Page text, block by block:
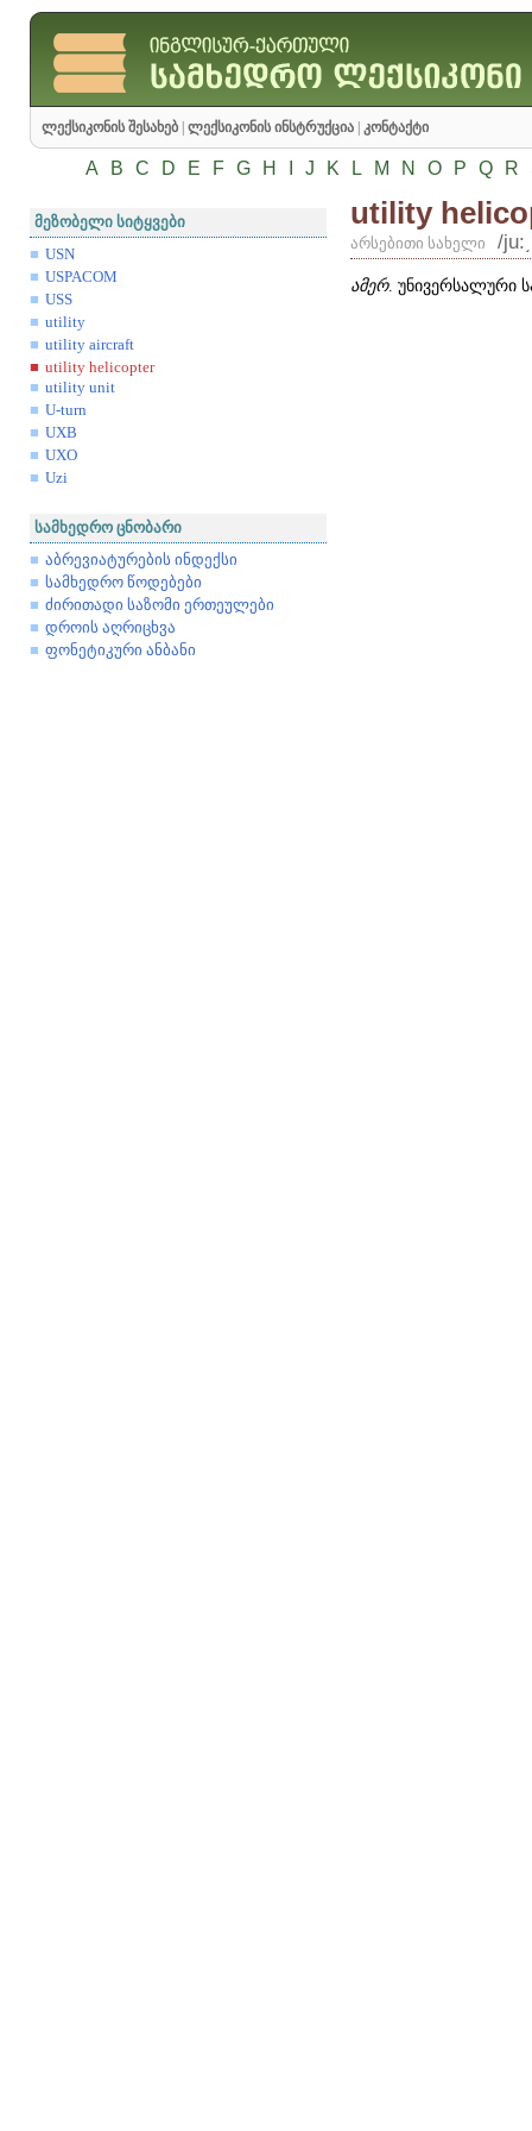
ლექსიკონის შესახებ ლექსიკონის ინსტრუქცია კონტაქტი
A B C D E F G H J K L M N O P Q R
მეზობელი სიტყვები
USN
USPACOM
USS
utility
utility aircraft
utility helicopter
utility unit
U-turn
UXB
UXO
Uzi
სამხედრო ცნობარი
აბრევიატურების ინდექსი
სამხედრო წოდებები
ძირითადი საზომი ერთეულები
დროის აღრიცხვა
ფონეტიკური ანბანი
utility
არსებითი სახელი /
ამერ. უნივერსალური